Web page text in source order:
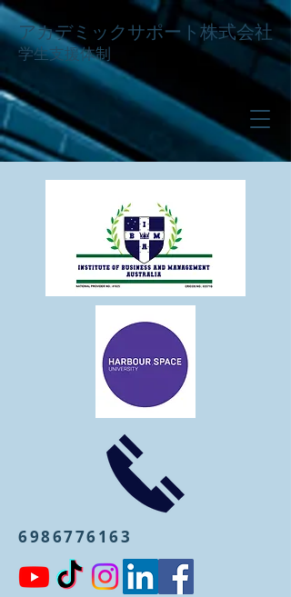
6986776163
アカデミックサポート株式会社
学生支援体制